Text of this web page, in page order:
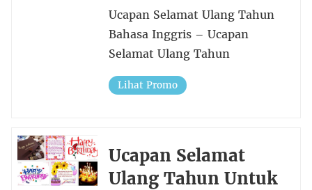
Ucapan Selamat Ulang Tahun
Bahasa Inggris – Ucapan
Selamat Ulang Tahun
Lihat Promo
Ucapan Selamat
Ulang Tahun Untuk